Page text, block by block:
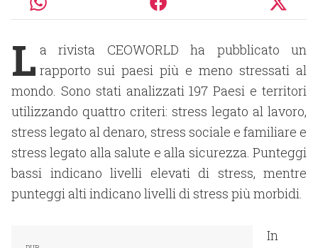
L a rivista CEOWORLD ha pubblicato un
rapporto sui paesi più e meno stressati al
mondo. Sono stati analizzati 197 Paesi e territori
utilizzando quattro criteri: stress legato al lavoro,
stress legato al denaro, stress sociale e familiare e
stress legato alla salute e alla sicurezza. Punteggi
bassi indicano livelli elevati di stress, mentre
punteggi alti indicano livelli di stress più morbidi.
In